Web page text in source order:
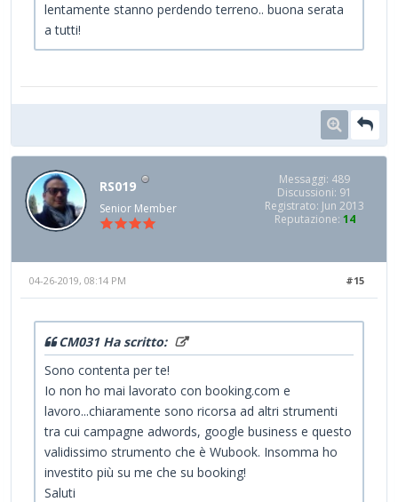
lentamente stanno perdendo terreno.. buona serata
a tutti!
RS019
Senior Member
Messaggi: 489
Discussioni: 91
Registrato: Jun 2013
Reputazione: 14
#15
04-26-2019, 08:14 PM
CM031 Ha scritto:
Sono contenta per te!
Io non ho mai lavorato con booking.com e
lavoro...chiaramente sono ricorsa ad altri strumenti
tra cui campagne adwords, google business e questo
validissimo strumento che è Wubook. Insomma ho
investito più su me che su booking!
Saluti